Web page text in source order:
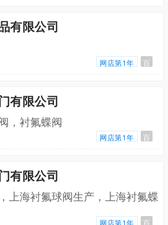
有限公司
网店第1年 百
有限公司
，衬氟蝶阀
网店第1年 百
有限公司
上海衬氟球阀生产，上海衬氟蝶
网店第1年 百